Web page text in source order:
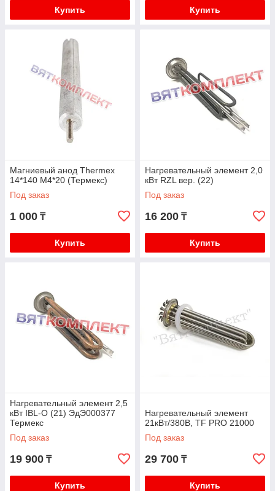
Купить Купить
Магниевый анод Thermex
14*140 М4*20 (Термекс)
Под заказ
1 000 ₸
Купить
Нагревательный элемент 2,0
кВт RZL вер. (22)
Под заказ
16 200 ₸
Купить
Нагревательный элемент 2,5
кВт IBL-O (21) ЭдЭ000377
Термекс
Под заказ
19 900 ₸
Купить
Нагревательный элемент
21кВт/380В, TF PRO 21000
Под заказ
29 700 ₸
Купить